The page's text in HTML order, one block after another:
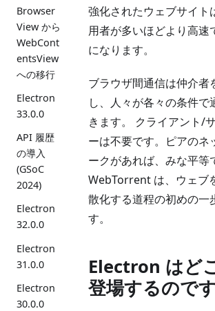
Browser
View から
WebCont
entsView
への移行
Electron
33.0.0
API 履歴
の導入
(GSoC
2024)
Electron
32.0.0
Electron
31.0.0
Electron
30.0.0
強化されたウェブサイト
用者が多いほどより高速
になります。
ブラウザ間通信は仲介者
し、人々が各々の条件で
きます。 クライアント/
ーは不要です。ピアのネ
ークがあれば、みな平等
WebTorrent は、ウェブ
散化する道程の初めの一
す。
Electron はど
登場するので